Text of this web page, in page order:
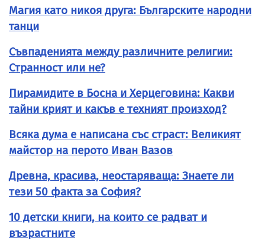
Магия като никоя друга: Българските народни
танци
Съвпаденията между различните религии:
Странност или не?
Пирамидите в Босна и Херцеговина: Какви
тайни крият и какъв е техният произход?
Всяка дума е написана със страст: Великият
майстор на перото Иван Вазов
Древна, красива, неостаряваща: Знаете ли
тези 50 факта за София?
10 детски книги, на които се радват и
възрастните